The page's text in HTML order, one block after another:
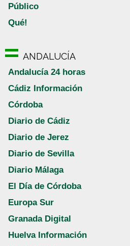
Público
Qué!
ANDALUCÍA
Andalucía 24 horas
Cádiz Información
Córdoba
Diario de Cádiz
Diario de Jerez
Diario de Sevilla
Diario Málaga
El Día de Córdoba
Europa Sur
Granada Digital
Huelva Información